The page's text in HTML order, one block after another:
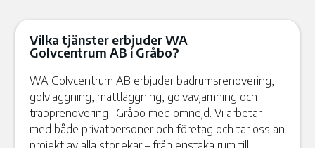
Vilka tjänster erbjuder WA
Golvcentrum AB i Gråbo?
WA Golvcentrum AB erbjuder badrumsrenovering,
golvläggning, mattläggning, golvavjämning och
trapprenovering i Gråbo med omnejd. Vi arbetar
med både privatpersoner och företag och tar oss an
projekt av alla storlekar – från enstaka rum till